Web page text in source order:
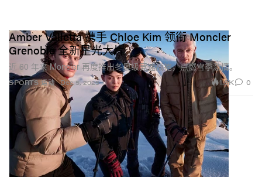
SPORTS 运动
Amber Valletta 携手 Chloe Kim 领衔 Moncler
Grenoble 全新星光大片
近 60 年来 Moncler 再度推出冬奥级竞速战袍，点燃雪季激情。
Dec 5, 2025 1.8K 0